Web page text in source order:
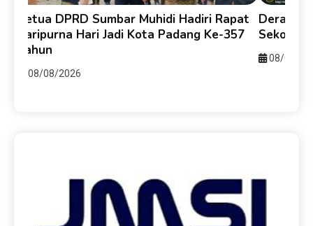
Ketua DPRD Sumbar Muhidi Hadiri Rapat
Paripurna Hari Jadi Kota Padang Ke-357
Tahun
08/08/2026
Sekolah
08/08/